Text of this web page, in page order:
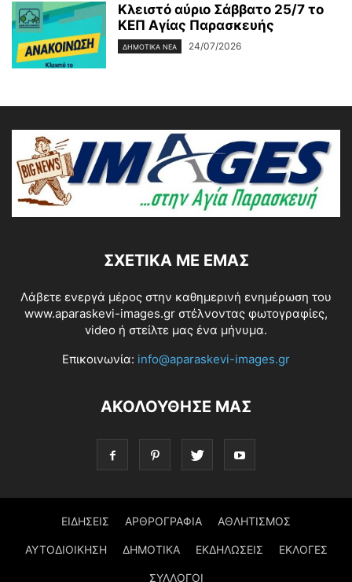
Κλειστό αύριο Σάββατο 25/7 το
ΚΕΠ Αγίας Παρασκευής
ΔΗΜΟΤΙΚΑ ΝΕΑ 24/07/2026
ΣΧΕΤΙΚΆ ΜΕ ΕΜΆΣ
Λάβετε ενεργά μέρος στην καθημερινή ενημέρωση του
www.aparaskevi-images.gr στέλνοντας φωτογραφίες,
video ή στείλτε μας ένα μήνυμα.
Επικοινωνία: info@aparaskevi-images.gr
ΑΚΟΛΟΥΘΗΣΕ ΜΑΣ
ΕΙΔΗΣΕΙΣ ΑΡΘΡΟΓΡΑΦΙΑ ΑΘΛΗΤΙΣΜΟΣ
ΑΥΤΟΔΙΟΙΚΗΣΗ ΔΗΜΟΤΙΚΑ ΕΚΔΗΛΩΣΕΙΣ ΕΚΛΟΓΕΣ
ΣΥΛΛΟΓΟΙ